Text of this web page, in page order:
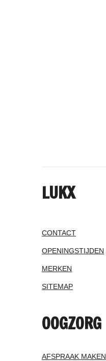
LUKX
CONTACT
OPENINGSTIJDEN
MERKEN
SITEMAP
OOGZORG
AFSPRAAK MAKEN